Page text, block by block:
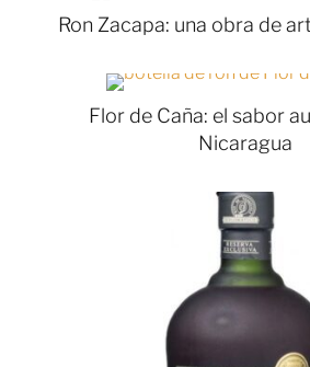
Ron Zacapa: una obra de
Flor de Caña: el sabor
Nicaragua